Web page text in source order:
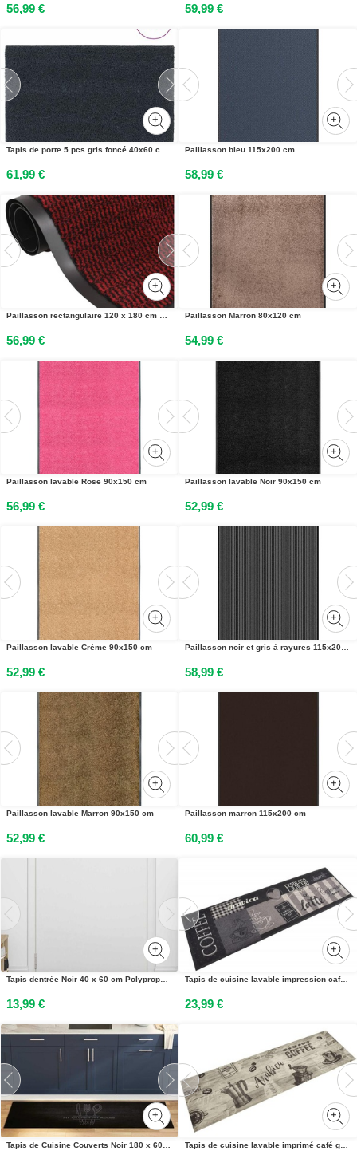
56,99 € 59,99 €
Tapis de porte 5 pcs gris foncé 40x60 cm fibre de coco touffeté
61,99 €
Paillasson bleu 115x200 cm
58,99 €
Paillasson rectangulaire 120 x 180 cm Rouge
56,99 €
Paillasson Marron 80x120 cm
54,99 €
Paillasson lavable Rose 90x150 cm
56,99 €
Paillasson lavable Noir 90x150 cm
52,99 €
Paillasson lavable Crème 90x150 cm
52,99 €
Paillasson noir et gris à rayures 115x200 cm
58,99 €
Paillasson lavable Marron 90x150 cm
52,99 €
Paillasson marron 115x200 cm
60,99 €
Tapis dentrée Noir 40 x 60 cm Polypropylène
13,99 €
Tapis de cuisine lavable impression café noir 45x150 cm velours
23,99 €
Tapis de Cuisine Couverts Noir 180 x 60 cm Velours Tapis de cuisine lavable imprimé café gris 45x150 cm velours